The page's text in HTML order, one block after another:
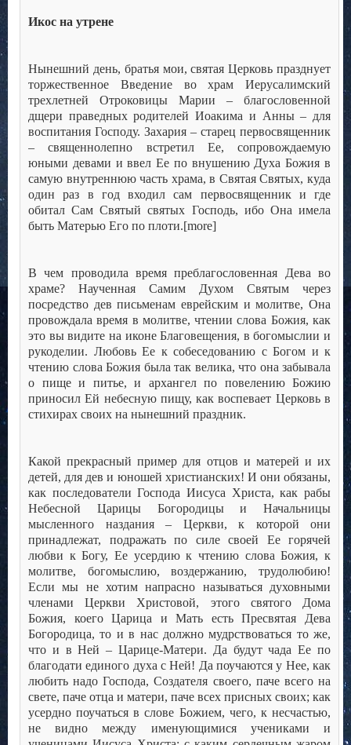
Икос на утрене
Нынешний день, братья мои, святая Церковь празднует
торжественное Введение во храм Иерусалимский
трехлетней Отроковицы Марии – благословенной
дщери праведных родителей Иоакима и Анны – для
воспитания Господу. Захария – старец первосвященник
– священнолепно встретил Ее, сопровождаемую
юными девами и ввел Ее по внушению Духа Божия в
самую внутреннюю часть храма, в Святая Святых, куда
один раз в год входил сам первосвященник и где
обитал Сам Святый святых Господь, ибо Она имела
быть Матерью Его по плоти.[more]
В чем проводила время преблагословенная Дева во
храме? Наученная Самим Духом Святым через
посредство дев письменам еврейским и молитве, Она
провождала время в молитве, чтении слова Божия, как
это вы видите на иконе Благовещения, в богомыслии и
рукоделии. Любовь Ее к собеседованию с Богом и к
чтению слова Божия была так велика, что она забывала
о пище и питье, и архангел по повелению Божию
приносил Ей небесную пищу, как воспевает Церковь в
стихирах своих на нынешний праздник.
Какой прекрасный пример для отцов и матерей и их
детей, для дев и юношей христианских! И они обязаны,
как последователи Господа Иисуса Христа, как рабы
Небесной Царицы Богородицы и Начальницы
мысленного наздания – Церкви, к которой они
принадлежат, подражать по силе своей Ее горячей
любви к Богу, Ее усердию к чтению слова Божия, к
молитве, богомыслию, воздержанию, трудолюбию!
Если мы не хотим напрасно называться духовными
членами Церкви Христовой, этого святого Дома
Божия, коего Царица и Мать есть Пресвятая Дева
Богородица, то и в нас должно мудрствоваться то же,
что и в Ней – Царице-Матери. Да будут чада Ее по
благодати единого духа с Ней! Да поучаются у Нее, как
любить надо Господа, Создателя своего, паче всего на
свете, паче отца и матери, паче всех присных своих; как
усердно поучаться в слове Божием, чего, к несчастью,
не видно между именующимися учениками и